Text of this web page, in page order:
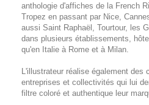
anthologie d'affiches de la French
Tropez en passant par Nice,
aussi Saint Raphaël, Tourtour, les
dans plusieurs établissements,
qu'en Italie à Rome et à Milan.
L'illustrateur réalise également des
entreprises et collectivités qui lui
filtre coloré et authentique leur